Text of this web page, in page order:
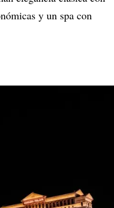
y un spa con